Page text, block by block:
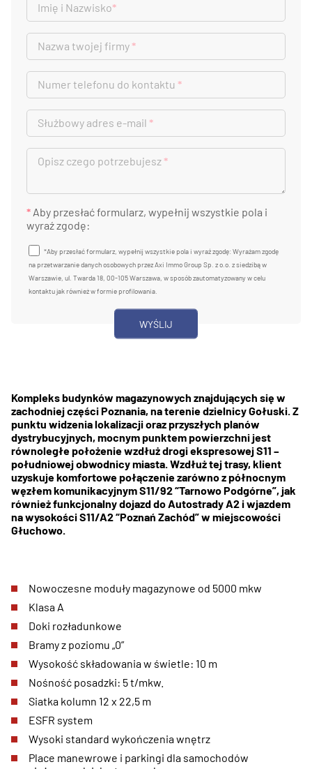
Imię i Nazwisko*
Nazwa twojej firmy*
Numer telefonu do kontaktu *
Służbowy adres e-mail *
Opisz czego potrzebujesz*
* Aby przesłać formularz, wypełnij wszystkie pola i
wyraź zgodę:
*Aby przesłać formularz, wypełnij wszystkie pola i wyraź zgodę: Wyrażam zgodę
na przetwarzanie danych osobowych przez Axi Immo Group Sp. z o.o. z siedzibą w
Warszawie, ul. Twarda 18, 00-105 Warszawa, w sposób zautomatyzowany w celu
kontaktu jak również w formie profilowania.
Kompleks budynków magazynowych znajdujących się w
zachodniej części Poznania, na terenie dzielnicy Gołuski. Z
punktu widzenia lokalizacji oraz przyszłych planów
dystrybucyjnych, mocnym punktem powierzchni jest
równoległe położenie wzdłuż drogi ekspresowej S11 –
południowej obwodnicy miasta. Wzdłuż tej trasy, klient
uzyskuje komfortowe połączenie zarówno z północnym
węzłem komunikacyjnym S11/92 “Tarnowo Podgórne”, jak
również funkcjonalny dojazd do Autostrady A2 i wjazdem
na wysokości S11/A2 “Poznań Zachód” w miejscowości
Głuchowo.
Nowoczesne moduły magazynowe od 5000 mkw
Klasa A
Doki rozładunkowe
Bramy z poziomu „0”
Wysokość składowania w świetle: 10 m
Nośność posadzki: 5 t/mkw.
Siatka kolumn 12 x 22,5 m
ESFR system
Wysoki standard wykończenia wnętrz
Place manewrowe i parkingi dla samochodów